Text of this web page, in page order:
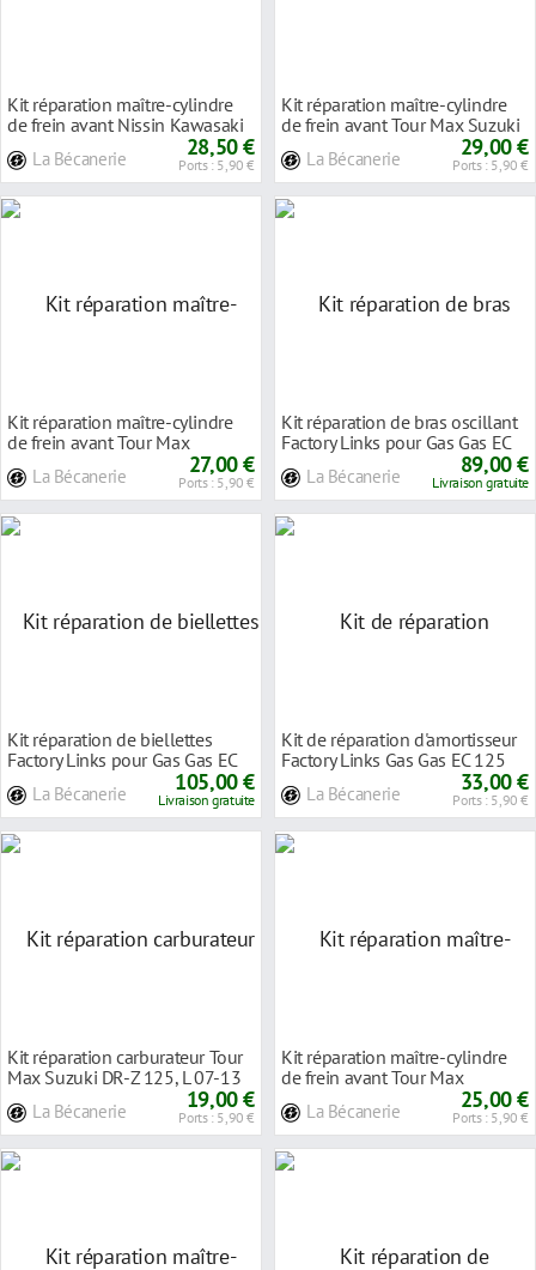
Kit réparation maître-cylindre
de frein avant Nissin Kawasaki
La Bécanerie 28,50 €
Ports : 5,90 €
Kit réparation maître-cylindre
de frein avant Tour Max Suzuki
La Bécanerie 29,00 €
Ports : 5,90 €
Kit réparation maître-cylindre
de frein avant Tour Max
La Bécanerie 27,00 €
Ports : 5,90 €
Kit réparation de bras oscillant
Factory Links pour Gas Gas EC
La Bécanerie 89,00 €
Livraison gratuite
Kit réparation de biellettes
Factory Links pour Gas Gas EC
La Bécanerie 105,00 €
Livraison gratuite
Kit de réparation d'amortisseur
Factory Links Gas Gas EC 125
La Bécanerie 33,00 €
Ports : 5,90 €
Kit réparation carburateur Tour
Max Suzuki DR-Z 125, L 07-13
La Bécanerie 19,00 €
Ports : 5,90 €
Kit réparation maître-cylindre
de frein avant Tour Max
La Bécanerie 25,00 €
Ports : 5,90 €